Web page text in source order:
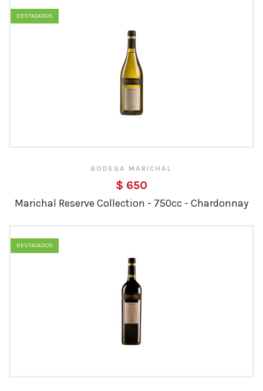
DESTACADOS
BODEGA MARICHAL
$ 650
Marichal Reserve Collection - 750cc - Chardonnay
DESTACADOS